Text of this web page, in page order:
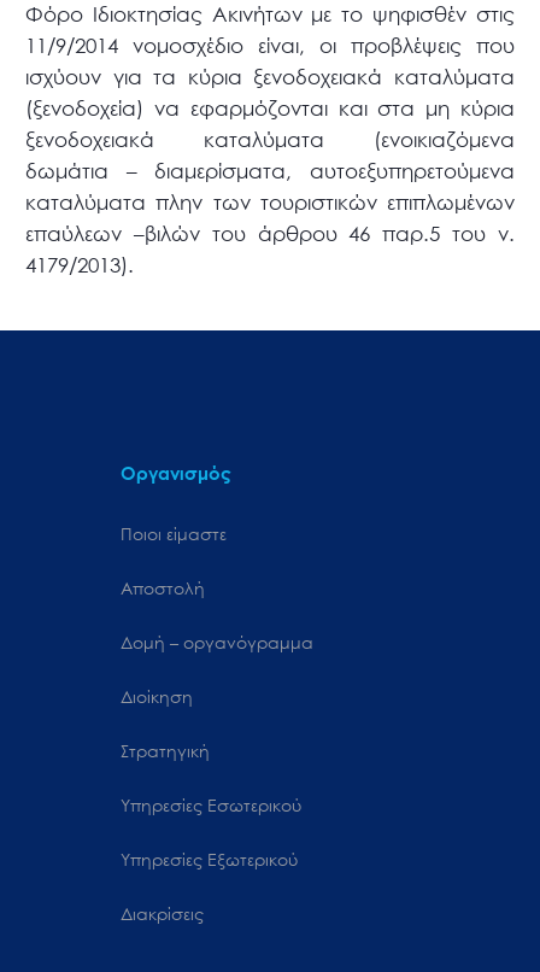
Φόρο Ιδιοκτησίας Ακινήτων με το ψηφισθέν στις
11/9/2014 νομοσχέδιο είναι, οι προβλέψεις που
ισχύουν για τα κύρια ξενοδοχειακά καταλύματα
(ξενοδοχεία) να εφαρμόζονται και στα μη κύρια
ξενοδοχειακά καταλύματα (ενοικιαζόμενα
δωμάτια – διαμερίσματα, αυτοεξυπηρετούμενα
καταλύματα πλην των τουριστικών επιπλωμένων
επαύλεων –βιλών του άρθρου 46 παρ.5 του ν.
4179/2013).
Οργανισμός
Ποιοι είμαστε
Αποστολή
Δομή – οργανόγραμμα
Διοίκηση
Στρατηγική
Υπηρεσίες Εσωτερικού
Υπηρεσίες Εξωτερικού
Διακρίσεις